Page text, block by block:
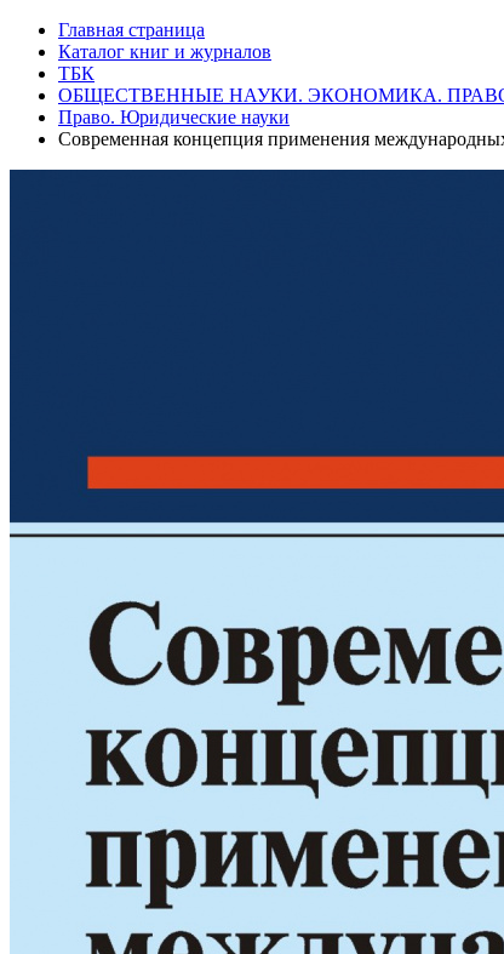
Главная страница
Каталог книг и журналов
ТБК
ОБЩЕСТВЕННЫЕ НАУКИ. ЭКОНОМИКА.
Право. Юридические науки
Современная концепция применения